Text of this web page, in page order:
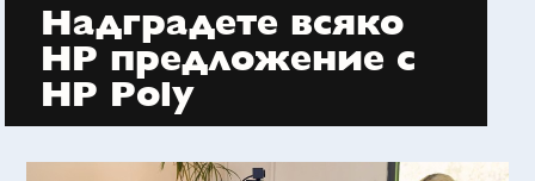
Надградете всяко
HP предложение с
HP Poly